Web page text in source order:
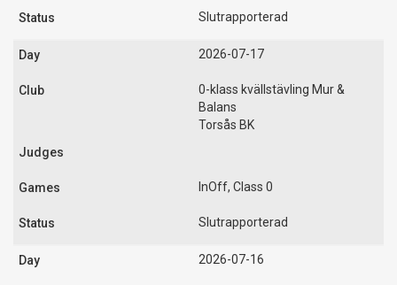
Slutrapporterad
2026-07-17
0-klass kvällstävling Mur &
Balans
Torsås BK
InOff, Class 0
Slutrapporterad
2026-07-16